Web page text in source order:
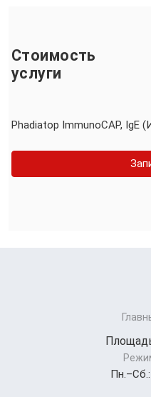
Стоимость
услуги
Phadiatop ImmunoCAP, IgE